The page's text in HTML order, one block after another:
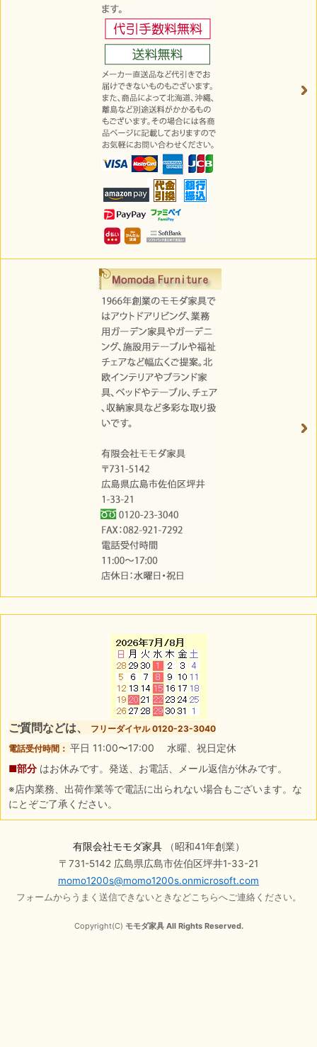
ご質問などは、
フリーダイヤル 0120-23-3040
電話受付時間： 平日 11:00〜17:00 水曜、祝日定休
■部分 はお休みです。発送、お電話、メール返信が休みです。
※店内業務、出荷作業等で電話に出られない場合もございます。な
にとぞご了承ください。
有限会社モモダ家具（昭和41年創業）
〒731-5142 広島県広島市佐伯区坪井1-33-21
momo1200s@momo1200s.onmicrosoft.com
フォームからうまく送信できないときなどこちらへご連絡ください。
Copyright(C) モモダ家具 All Rights Reserved.